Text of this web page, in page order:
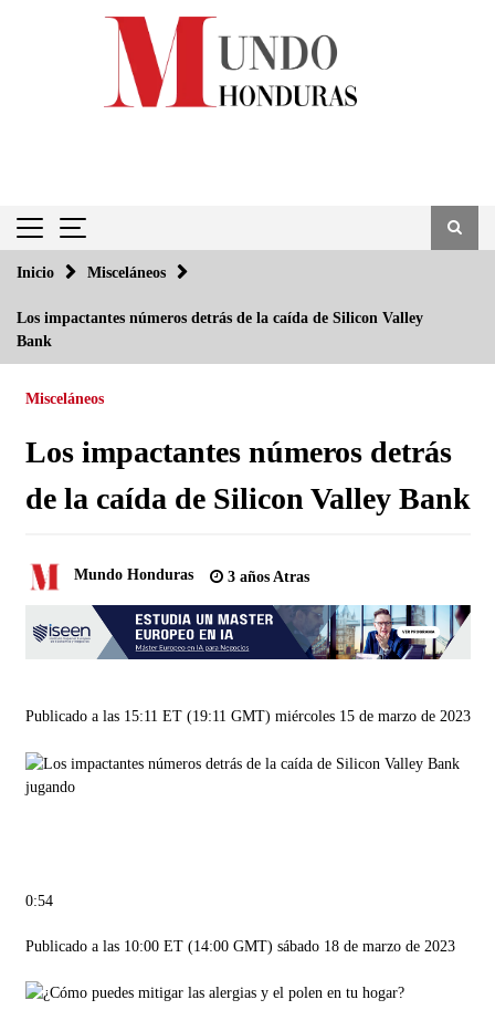
Inicio Misceláneos
Los impactantes números detrás de la caída de Silicon Valley
Bank
Misceláneos
Los impactantes números detrás
de la caída de Silicon Valley Bank
Mundo Honduras 3 años Atras
Publicado a las 15:11 ET (19:11 GMT) miércoles 15 de marzo de 2023
jugando
0:54
Publicado a las 10:00 ET (14:00 GMT) sábado 18 de marzo de 2023